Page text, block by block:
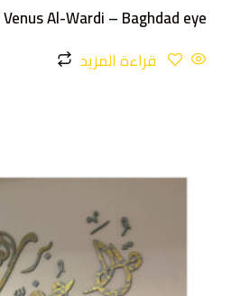
Venus Al-Wardi – Baghdad eye
قراءة المزيد